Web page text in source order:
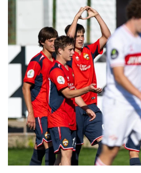
ЮФЛ: Московское дерби на «Октябре»
3 АВГУСТА 2026 14:15